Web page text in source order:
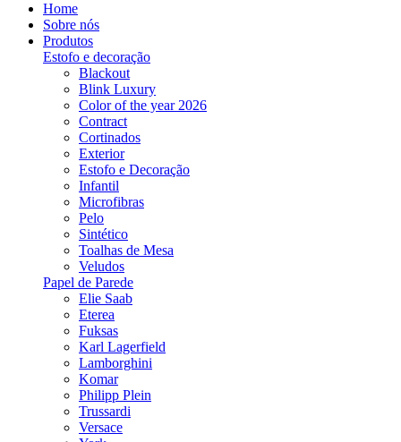
Home
Sobre nós
Produtos
Estofo e decoração
Blackout
Blink Luxury
Color of the year 2026
Contract
Cortinados
Exterior
Estofo e Decoração
Infantil
Microfibras
Pelo
Sintético
Toalhas de Mesa
Veludos
Papel de Parede
Elie Saab
Eterea
Fuksas
Karl Lagerfield
Lamborghini
Komar
Philipp Plein
Trussardi
Versace